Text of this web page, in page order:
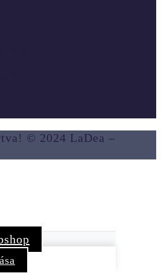
© 2024 LaDea –